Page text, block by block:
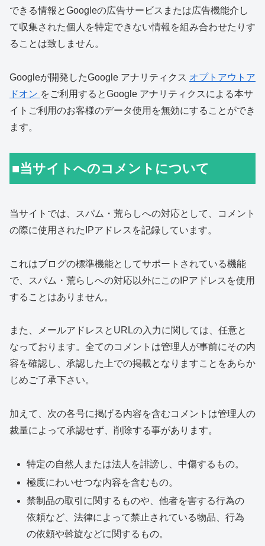
できる情報とGoogleの広告サービスまたは広告機能介し
て収集された個人を特定できない情報を組み合わせたりす
ることは致しません。
Googleが開発したGoogle アナリティクス オプトアウトア
ドオン をご利用するとGoogle アナリティクスによる本サ
イトご利用のお客様のデータ使用を無効にすることができ
ます。
■当サイトへのコメントについて
当サイトでは、スパム・荒らしへの対応として、コメント
の際に使用されたIPアドレスを記録しています。
これはブログの標準機能としてサポートされている機能
で、スパム・荒らしへの対応以外にこのIPアドレスを使用
することはありません。
また、メールアドレスとURLの入力に関しては、任意と
なっております。全てのコメントは管理人が事前にその内
容を確認し、承認した上での掲載となりますことをあらか
じめご了承下さい。
加えて、次の各号に掲げる内容を含むコメントは管理人の
裁量によって承認せず、削除する事があります。
特定の自然人または法人を誹謗し、中傷するもの。
極度にわいせつな内容を含むもの。
禁制品の取引に関するものや、他者を害する行為の
依頼など、法律によって禁止されている物品、行為
の依頼や斡旋などに関するもの。